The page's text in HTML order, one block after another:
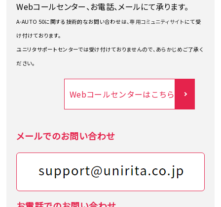
Webコールセンター、お電話、メールにて承ります。
A-AUTO 50に関する技術的なお問い合わせは、専用コミュニティサイト にて受
け付けております。
ユニリタサポートセンターでは受け付けておりませんので、あらかじめご了承く
ださい。
Webコールセンターはこちら
メールでのお問い合わせ